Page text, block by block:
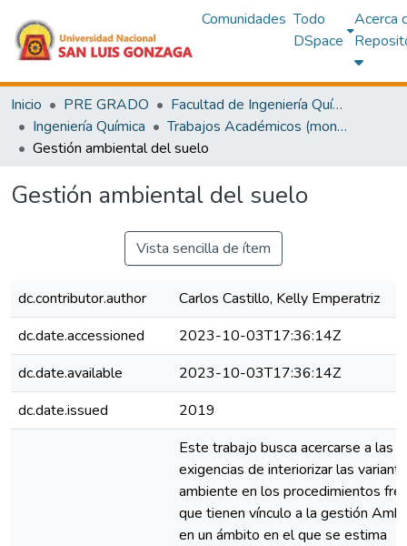
Comunidades Todo
DSpace
Acerca
Inicio PRE GRADO
Facultad de Ingeniería Química y Petroquímica
Ingeniería Química
Trabajos Académicos (monografías)
Gestión ambiental del suelo
Gestión ambiental del suelo
Vista sencilla de ítem
dc.contributor.author
Carlos Castillo, Kelly Emperatriz
dc.date.accessioned
2023-10-03T17:36:14Z
dc.date.available
2023-10-03T17:36:14Z
dc.date.issued
2019
Este trabajo busca acercarse a las
exigencias de interiorizar las
ambiente en los procedimientos
que tienen vínculo a la gestión
en un ámbito en el que se estima